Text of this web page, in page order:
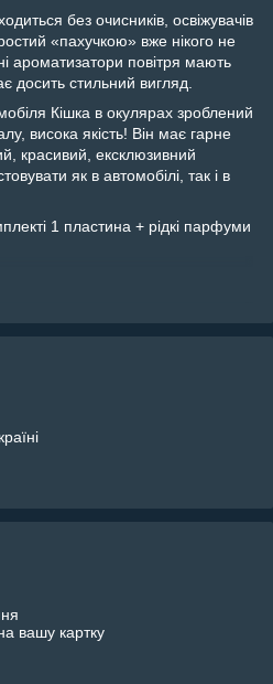
без очисників, освіжувачів
«пахучкою» вже нікого не
ароматизатори повітря мають
досить стильний вигляд.
Кішка в окулярах зроблений
висока якість! Він має гарне
красивий, ексклюзивний
як в автомобілі, так і в
1 пластина + рідкі парфуми
вашу картку